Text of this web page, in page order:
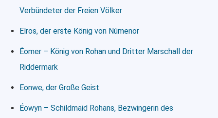
Verbündeter der Freien Völker
Elros, der erste König von Númenor
Éomer – König von Rohan und Dritter Marschall der
Riddermark
Eonwe, der Große Geist
Éowyn – Schildmaid Rohans, Bezwingerin des